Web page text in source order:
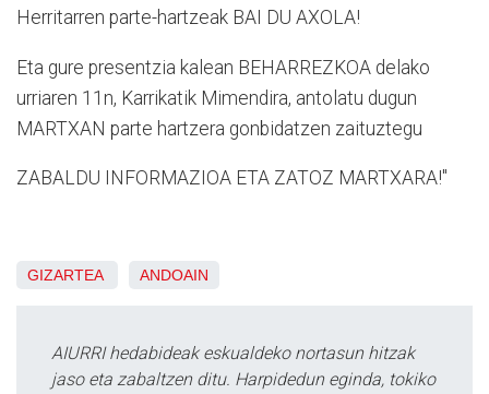
Herritarren parte-hartzeak BAI DU AXOLA!
Eta gure presentzia kalean BEHARREZKOA delako
urriaren 11n, Karrikatik Mimendira, antolatu dugun
MARTXAN parte hartzera gonbidatzen zaituztegu
ZABALDU INFORMAZIOA ETA ZATOZ MARTXARA!"
GIZARTEA ANDOAIN
AIURRI hedabideak eskualdeko nortasun hitzak
jaso eta zabaltzen ditu. Harpidedun eginda, tokiko